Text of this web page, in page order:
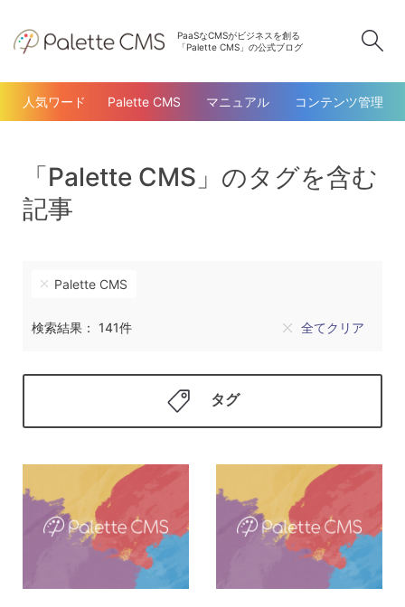
PaaSなCMSがビジネスを創る
「Palette CMS」の公式ブログ
人気ワード Palette CMS マニュアル コンテンツ管理
「Palette CMS」のタグを含む
記事
Palette CMS
検索結果： 141件 全てクリア
タグ